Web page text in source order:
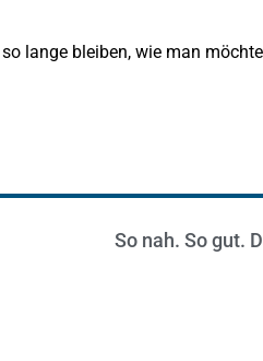
lange bleiben, wie man
So nah. So gut.